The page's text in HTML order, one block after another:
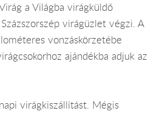
a Világba virágküldő
virágüzlet végzi. A
vonzáskörzetébe
ajándékba adjuk az
virágkiszállítást. Mégis